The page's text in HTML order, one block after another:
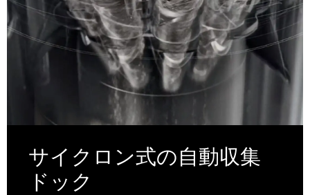
サイクロン式の自動収集
ドック